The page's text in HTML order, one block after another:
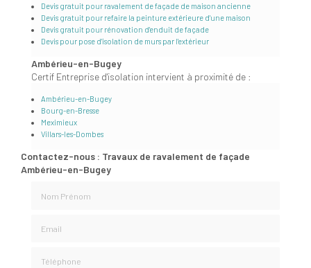
Devis gratuit pour ravalement de façade de maison ancienne
Devis gratuit pour refaire la peinture extérieure d'une maison
Devis gratuit pour rénovation d'enduit de façade
Devis pour pose d'isolation de murs par l'extérieur
Ambérieu-en-Bugey
Certif Entreprise d'isolation intervient à proximité de :
Ambérieu-en-Bugey
Bourg-en-Bresse
Meximieux
Villars-les-Dombes
Contactez-nous : Travaux de ravalement de façade
Ambérieu-en-Bugey